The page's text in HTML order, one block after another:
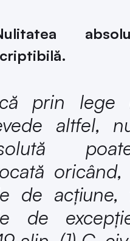
prin lege
altfel,
de
de